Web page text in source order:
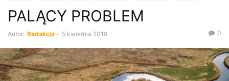
POGORZELICA REWAL TRZEBIATÓW
PALĄCY PROBLEM
Autor: Redakcja - 5 kwietnia 2019 0